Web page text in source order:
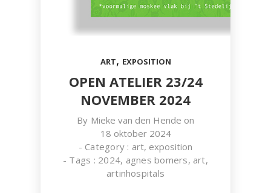
ART, EXPOSITION
OPEN ATELIER 23/24
NOVEMBER 2024
By Mieke van den Hende on
18 oktober 2024
- Category : art, exposition
- Tags : 2024, agnes bomers, art,
artinhospitals